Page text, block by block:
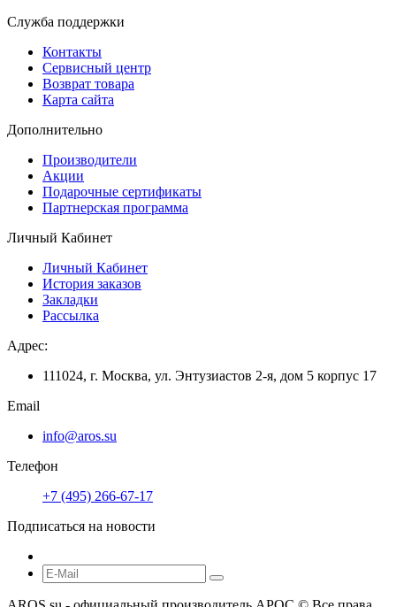
Служба поддержки
Контакты
Сервисный центр
Возврат товара
Карта сайта
Дополнительно
Производители
Акции
Подарочные сертификаты
Партнерская программа
Личный Кабинет
Личный Кабинет
История заказов
Закладки
Рассылка
Адрес:
111024, г. Москва, ул. Энтузиастов 2-я, дом 5 корпус 17
Email
info@aros.su
Телефон
+7 (495) 266-67-17
Подписаться на новости